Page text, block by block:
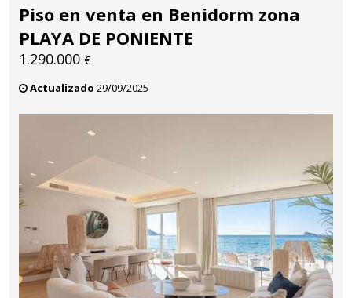
Piso en venta en Benidorm zona
PLAYA DE PONIENTE
1.290.000 €
Actualizado 29/09/2025